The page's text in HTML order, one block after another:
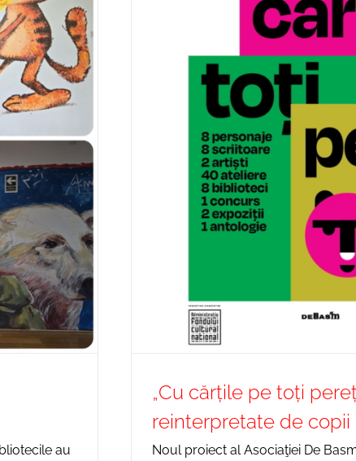
au
„Cu cărțile pe toți
reinterpretate de copii
Noul proiect al Asociaţiei De